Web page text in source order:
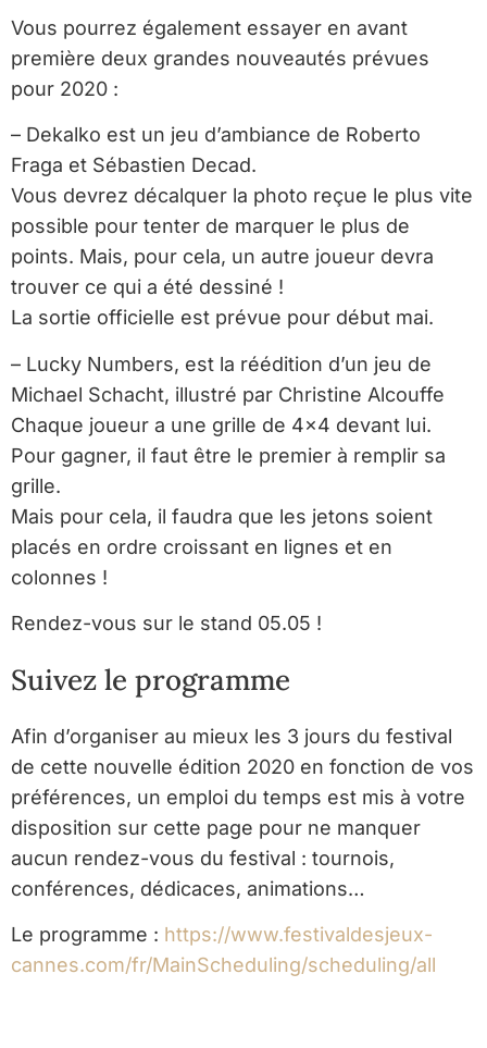
Vous pourrez également essayer en avant
première deux grandes nouveautés prévues
pour 2020 :
– Dekalko est un jeu d’ambiance de Roberto
Fraga et Sébastien Decad.
Vous devrez décalquer la photo reçue le plus vite
possible pour tenter de marquer le plus de
points. Mais, pour cela, un autre joueur devra
trouver ce qui a été dessiné !
La sortie officielle est prévue pour début mai.
– Lucky Numbers, est la réédition d’un jeu de
Michael Schacht, illustré par Christine Alcouffe
Chaque joueur a une grille de 4×4 devant lui.
Pour gagner, il faut être le premier à remplir sa
grille.
Mais pour cela, il faudra que les jetons soient
placés en ordre croissant en lignes et en
colonnes !
Rendez-vous sur le stand 05.05 !
Suivez le programme
Afin d’organiser au mieux les 3 jours du festival
de cette nouvelle édition 2020 en fonction de vos
préférences, un emploi du temps est mis à votre
disposition sur cette page pour ne manquer
aucun rendez-vous du festival : tournois,
conférences, dédicaces, animations…
Le programme : https://www.festivaldesjeux-
cannes.com/fr/MainScheduling/scheduling/all